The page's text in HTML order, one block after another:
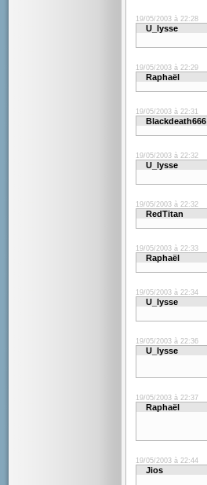
19/05/2003 à 22:28
U_lysse
19/05/2003 à 22:29
Raphaël
19/05/2003 à 22:31
Blackdeath666
19/05/2003 à 22:32
U_lysse
19/05/2003 à 22:32
RedTitan
19/05/2003 à 22:33
Raphaël
19/05/2003 à 22:34
U_lysse
19/05/2003 à 22:36
U_lysse
19/05/2003 à 22:37
Raphaël
19/05/2003 à 22:44
Jios